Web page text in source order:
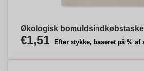
Økologisk bomuldsindkøbstaske
€1,51 Efter stykke, baseret på % af